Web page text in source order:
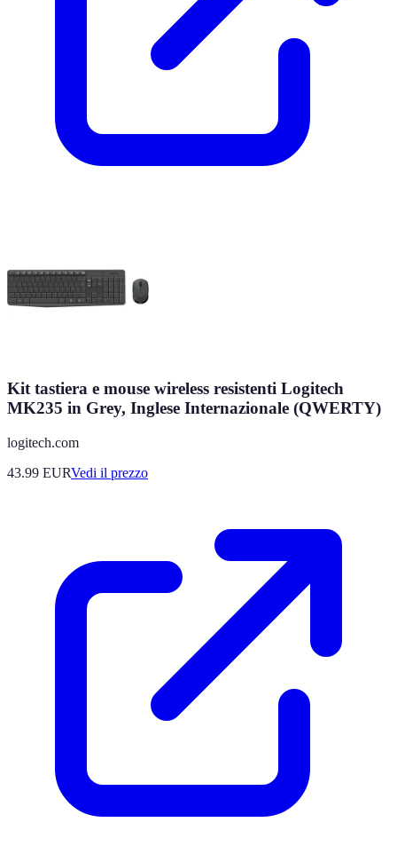
Kit tastiera e mouse wireless resistenti Logitech
MK235 in Grey, Inglese Internazionale (QWERTY)
logitech.com
43.99 EURVedi il prezzo